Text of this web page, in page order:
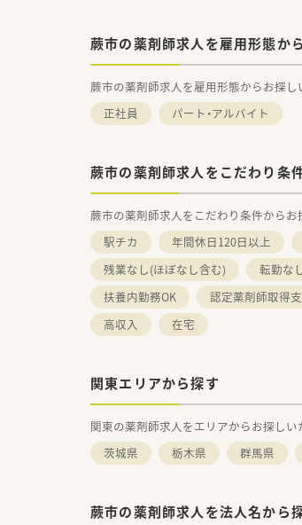
蕨市の薬剤師求人を雇用形態か
蕨市の薬剤師求人を雇用形態からお探し
正社員
パート・アルバイト
蕨市の薬剤師求人をこだわり条
蕨市の薬剤師求人をこだわり条件からお
駅チカ
年間休日120日以上
残業なし(ほぼなし含む)
転勤な
扶養内勤務OK
認定薬剤師取得
高収入
在宅
関東エリアから探す
関東の薬剤師求人をエリアからお探しい
茨城県
栃木県 群馬県
蕨市の薬剤師求人を法人名から